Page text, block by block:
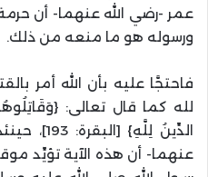
عمر -رضي الله عنهما- أن
ورسوله هو ما منعه من ذلك.
فاحتجَّا عليه بأن الله أمر
لله كما قال تعالى:
الدِّينُ
عنهما- أن هذه الآية تؤيِّد